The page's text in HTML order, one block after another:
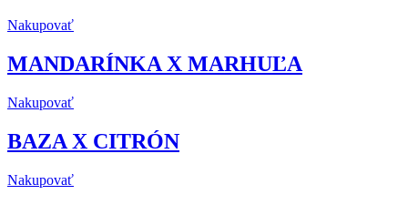
Nakupovať
MANDARÍNKA X MARHUĽA
Nakupovať
BAZA X CITRÓN
Nakupovať